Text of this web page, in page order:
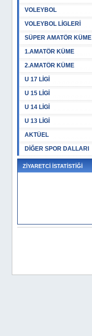
VOLEYBOL
VOLEYBOL LİGLERİ
SÜPER AMATÖR KÜME
1.AMATÖR KÜME
2.AMATÖR KÜME
U 17 LİGİ
U 15 LİGİ
U 14 LİGİ
U 13 LİGİ
AKTÜEL
DİĞER SPOR DALLARI
ZİYARETCİ İSTATİSTİĞİ